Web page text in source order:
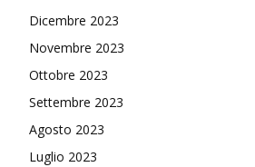
Dicembre 2023
Novembre 2023
Ottobre 2023
Settembre 2023
Agosto 2023
Luglio 2023